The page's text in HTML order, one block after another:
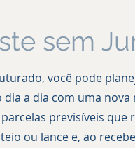
sem
você pode
dia a dia com uma
previsíveis
ou lance e, ao